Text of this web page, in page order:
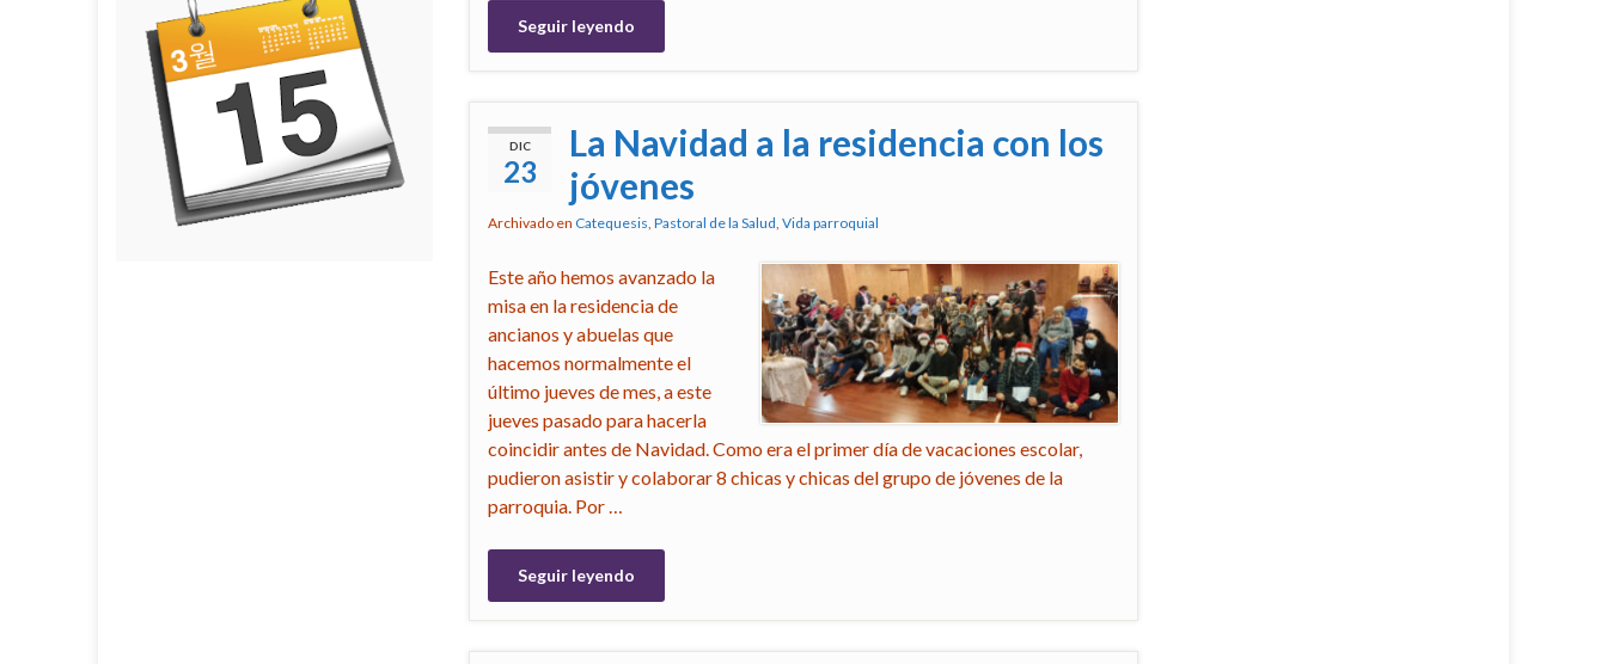
Seguir leyendo
DIC
23
La Navidad a la residencia con los
jóvenes
Archivado en Catequesis, Pastoral de la Salud, Vida parroquial
Este año hemos avanzado la
misa en la residencia de
ancianos y abuelas que
hacemos normalmente el
último jueves de mes, a este
jueves pasado para hacerla
coincidir antes de Navidad. Como era el primer día de vacaciones escolar,
pudieron asistir y colaborar 8 chicas y chicas del grupo de jóvenes de la
parroquia. Por …
Seguir leyendo